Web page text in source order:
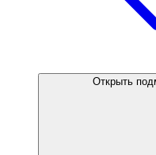
Открыть